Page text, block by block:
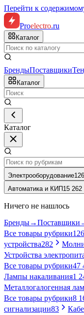
Перейти к
Proelectro.ru
Каталог
БрендыПоставщики
Каталог
Каталог
Электрооборудование
Автоматика и КИП 15 262
Ничего не нашлось
Бренды→Поставщики
Все товары рубрики
устройства282
Устройства
Все товары рубрики47
Лампы накаливания1
Металлогалогенная
Все товары рубрики8
сигнализации83